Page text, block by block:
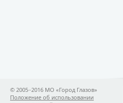
© 2005−2016 МО «Город Глазов»
Положение об использовании